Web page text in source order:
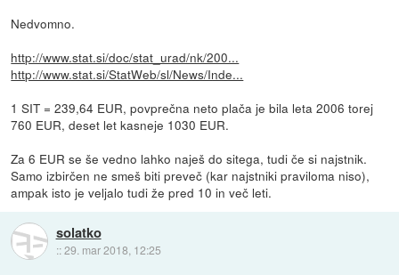
Nedvomno.
http://www.stat.si/doc/stat_urad/nk/200...
http://www.stat.si/StatWeb/sl/News/Inde...
1 SIT = 239,64 EUR, povprečna neto plača je bila leta 2006 torej
760 EUR, deset let kasneje 1030 EUR.
Za 6 EUR se še vedno lahko naješ do sitega, tudi če si najstnik.
Samo izbirčen ne smeš biti preveč (kar najstniki praviloma niso),
ampak isto je veljalo tudi že pred 10 in več leti.
solatko
::29. mar 2018, 12:25